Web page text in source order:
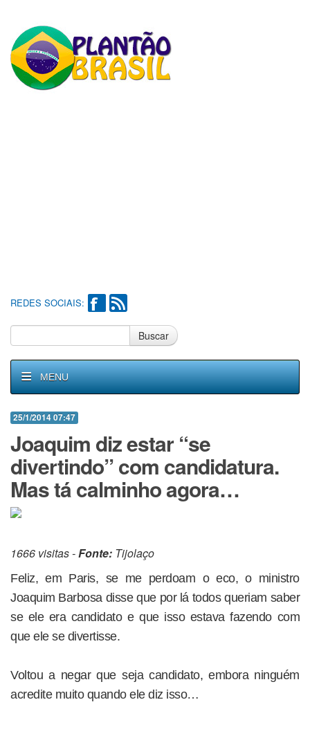
REDES SOCIAIS:
Buscar
MENU
25/1/2014 07:47
Joaquim diz estar “se
divertindo” com candidatura.
Mas tá calminho agora…
1666 visitas -Fonte: Tijolaço
Feliz, em Paris, se me perdoam o eco, o ministro
Joaquim Barbosa disse que por lá todos queriam saber
se ele era candidato e que isso estava fazendo com
que ele se divertisse.
Voltou a negar que seja candidato, embora ninguém
acredite muito quando ele diz isso…